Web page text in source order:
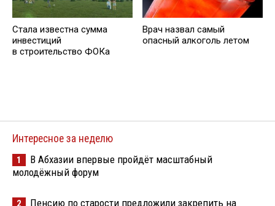
Стала известна сумма
инвестиций
в строительство ФОКа
Врач назвал самый
опасный алкоголь летом
Интересное за неделю
1
В Абхазии впервые пройдёт масштабный
молодёжный форум
2
Пенсию по старости предложили закрепить на